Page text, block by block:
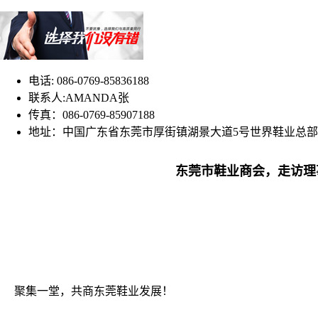
电话: 086-0769-85836188
联系人:AMANDA张
传真：086-0769-85907188
地址：中国广东省东莞市厚街镇湖景大道5号世界鞋业总
东莞市鞋业商会，走访
聚集一堂，共商东莞鞋业发展！